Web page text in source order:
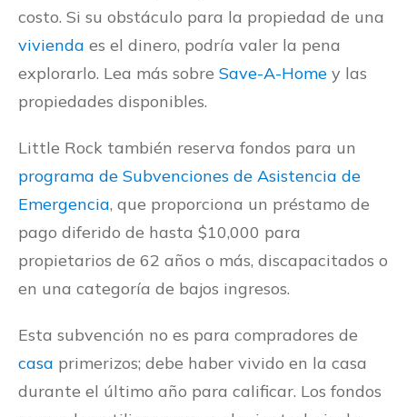
costo. Si su obstáculo para la propiedad de una
vivienda es el dinero, podría valer la pena
explorarlo. Lea más sobre Save-A-Home y las
propiedades disponibles.
Little Rock también reserva fondos para un
programa de Subvenciones de Asistencia de
Emergencia, que proporciona un préstamo de
pago diferido de hasta $10,000 para
propietarios de 62 años o más, discapacitados o
en una categoría de bajos ingresos.
Esta subvención no es para compradores de
casa primerizos; debe haber vivido en la casa
durante el último año para calificar. Los fondos